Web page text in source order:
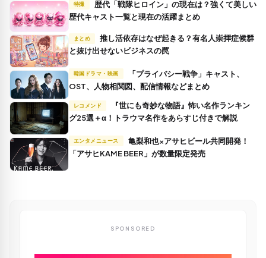
特撮
歴代キャスト一覧と現在の活躍まとめ
まとめ
推し活依存はなぜ起きる？有名人崇拝症候群
と抜け出せないビジネスの罠
韓国ドラマ・映画
OST、人物相関図、配信情報などまとめ
レコメンド
グ25選＋α！トラウマ名作をあらすじ付きで解説
エンタメニュース
「アサヒKAME BEER」が数量限定発売
SPONSORED